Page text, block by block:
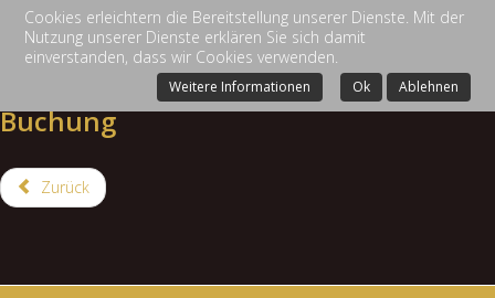
Buchung
Zurück
Cookies erleichtern die Bereitstellung unserer Dienste. Mit der
Nutzung unserer Dienste erklären Sie sich damit
einverstanden, dass wir Cookies verwenden.
Weitere Informationen Ok Ablehnen